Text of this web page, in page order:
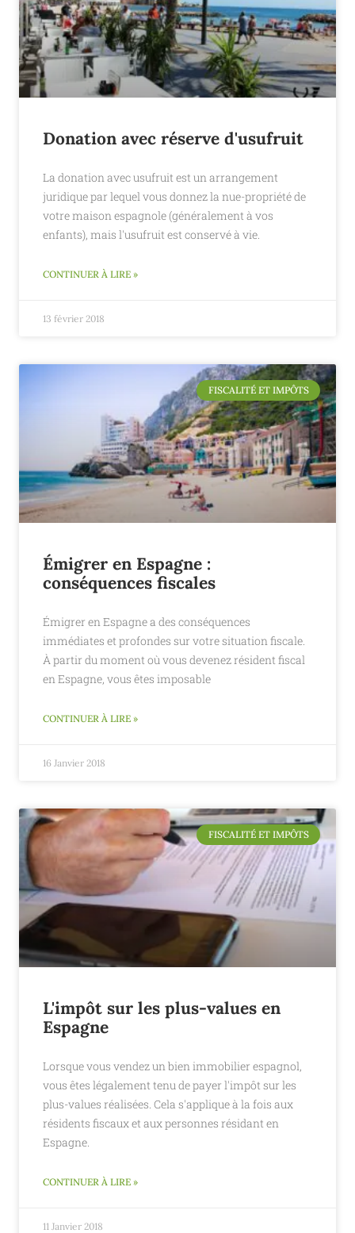
Donation avec réserve d'usufruit
La donation avec usufruit est un arrangement
juridique par lequel vous donnez la nue-propriété de
votre maison espagnole (généralement à vos
enfants), mais l'usufruit est conservé à vie.
CONTINUER À LIRE »
13 février 2018
FISCALITÉ ET IMPÔTS
Émigrer en Espagne :
conséquences fiscales
Émigrer en Espagne a des conséquences
immédiates et profondes sur votre situation fiscale.
À partir du moment où vous devenez résident fiscal
en Espagne, vous êtes imposable
CONTINUER À LIRE »
16 Janvier 2018
FISCALITÉ ET IMPÔTS
L'impôt sur les plus-values en
Espagne
Lorsque vous vendez un bien immobilier espagnol,
vous êtes légalement tenu de payer l'impôt sur les
plus-values réalisées. Cela s'applique à la fois aux
résidents fiscaux et aux personnes résidant en
Espagne.
CONTINUER À LIRE »
11 Janvier 2018